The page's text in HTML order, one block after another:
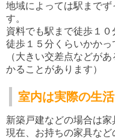
地域によっては駅までず
す。
資料でも駅まで徒歩１０
徒歩１５分くらいかかっ
（大きい交差点などが
かることがあります）
室内は実際の生
新築戸建などの場合は家
現在、お持ちの家具な